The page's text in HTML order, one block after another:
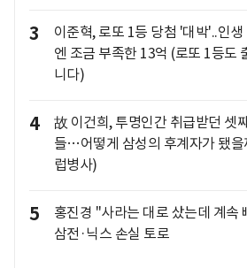
3
이준혁, 로또 1등 당첨 '대박'..인생
엔 조금 부족한 13억 (로또 1등도
니다)
4
故 이건희, 투명인간 취급받던 셋
들…어떻게 삼성의 후계자가 됐을
럽병사)
5
홍진경 "사라는 대로 샀는데 계
삼전·닉스 손실 토로